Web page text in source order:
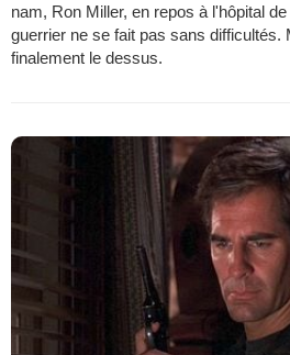
nam, Ron Miller, en repos à l'hôpital
guerrier ne se fait pas sans difficultés.
finalement le dessus.